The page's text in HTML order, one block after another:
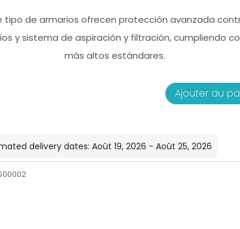
tipo de armarios ofrecen protección avanzada
ysistema de aspiración y filtración, cumpliendo
más altos estándares.
quantité
Ajouter au
delivery dates: Août 19, 2026 - Août 25, 2026